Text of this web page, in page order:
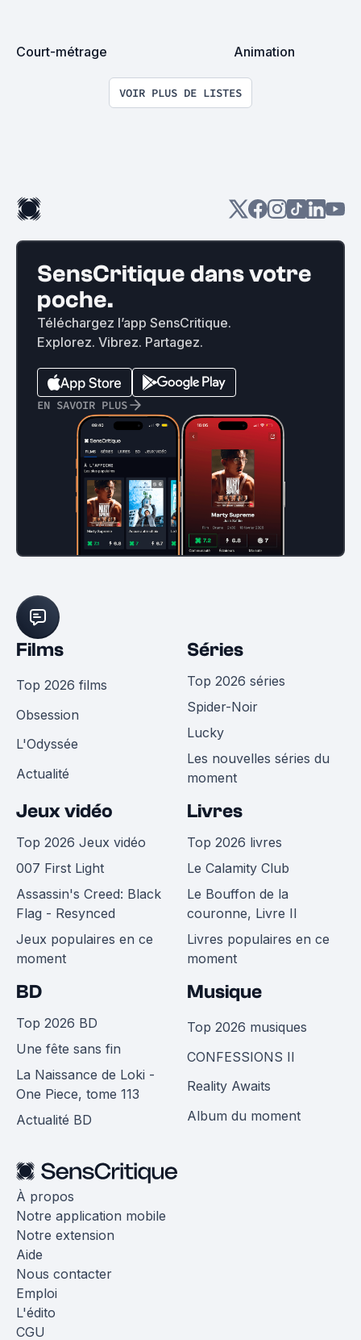
Court-métrage Animation
VOIR PLUS DE LISTES
SensCritique dans votre
poche.
Téléchargez l’app SensCritique.
Explorez. Vibrez. Partagez.
EN SAVOIR PLUS
Films
Top 2026 films
Obsession
L'Odyssée
Actualité
Séries
Top 2026 séries
Spider-Noir
Lucky
Les nouvelles séries du
moment
Jeux vidéo
Top 2026 Jeux vidéo
007 First Light
Assassin's Creed: Black
Flag - Resynced
Jeux populaires en ce
moment
Livres
Top 2026 livres
Le Calamity Club
Le Bouffon de la
couronne, Livre II
Livres populaires en ce
moment
BD
Top 2026 BD
Une fête sans fin
La Naissance de Loki -
One Piece, tome 113
Actualité BD
Musique
Top 2026 musiques
CONFESSIONS II
Reality Awaits
Album du moment
À propos
Notre application mobile
Notre extension
Aide
Nous contacter
Emploi
L'édito
CGU